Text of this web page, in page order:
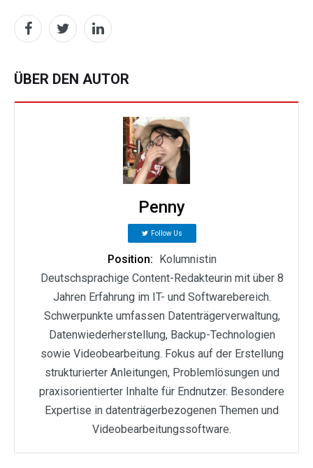
ÜBER DEN AUTOR
Penny
Follow Us
Position:
Kolumnistin
Deutschsprachige Content-Redakteurin mit über 8
Jahren Erfahrung im IT- und Softwarebereich.
Schwerpunkte umfassen Datenträgerverwaltung,
Datenwiederherstellung, Backup-Technologien
sowie Videobearbeitung. Fokus auf der Erstellung
strukturierter Anleitungen, Problemlösungen und
praxisorientierter Inhalte für Endnutzer. Besondere
Expertise in datenträgerbezogenen Themen und
Videobearbeitungssoftware.